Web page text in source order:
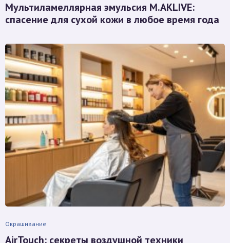
Мультиламеллярная эмульсия M.AKLIVE:
спасение для сухой кожи в любое время года
Окрашивание
AirTouch: секреты воздушной техники